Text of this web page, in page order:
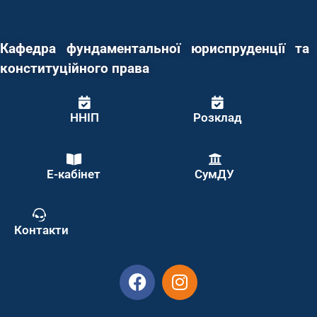
Кафедра фундаментальної юриспруденції та
конституційного права
ННІП Розклад
Е-кабінет СумДУ
Контакти